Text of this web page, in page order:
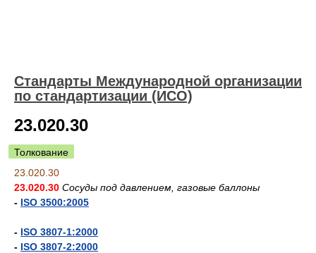
Стандарты Международной организации
по стандартизации (ИСО)
23.020.30
Толкование
23.020.30
23.020.30 Сосуды под давлением, газовые баллоны
- ISO 3500:2005
- ISO 3807-1:2000
- ISO 3807-2:2000